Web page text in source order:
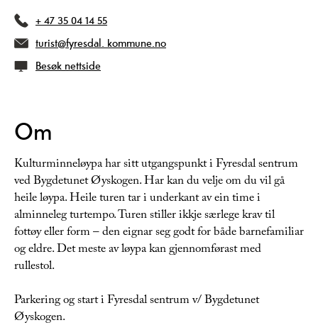
+ 47 35 04 14 55
turist@fyresdal. kommune.no
Besøk nettside
Om
Kulturminneløypa har sitt utgangspunkt i Fyresdal sentrum
ved Bygdetunet Øyskogen. Har kan du velje om du vil gå
heile løypa. Heile turen tar i underkant av ein time i
alminneleg turtempo. Turen stiller ikkje særlege krav til
fottøy eller form – den eignar seg godt for både barnefamiliar
og eldre. Det meste av løypa kan gjennomførast med
rullestol.
Parkering og start i Fyresdal sentrum v/ Bygdetunet
Øyskogen.